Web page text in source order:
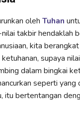
oleh Tuhan
takbir hendaklah
kita berangkat
supaya
dalam bingkai
seperti yang
itu bertentangan